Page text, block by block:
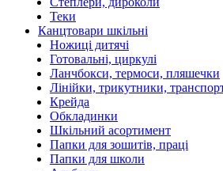
Теки
Канцтовари шкільні
Ножиці дитячі
Готовальні, циркулі
Ланчбокси, термоси, пляшечки
Лінійки, трикутники,
Крейда
Обкладинки
Шкільний асортимент
Папки для зошитів, праці
Папки для школи